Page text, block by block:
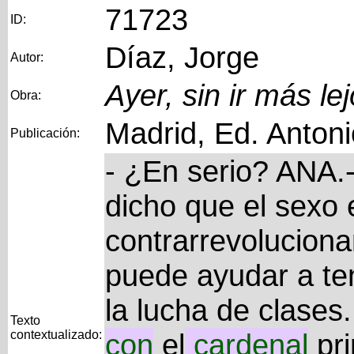
ID: 71723
Autor: Díaz, Jorge
Obra: Ayer, sin ir más
Publicación: Madrid, Ed.
Texto
contextualizado:
- ¿En serio?
dicho que el sexo
puede ayudar a
la lucha de
con el cardenal